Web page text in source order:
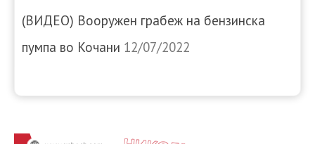
(ВИДЕО) Вооружен грабеж на бензинска
пумпа во Кочани 12/07/2022